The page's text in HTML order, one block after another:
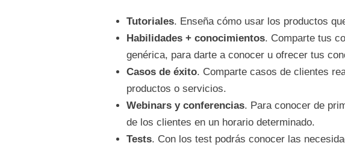
Tutoriales. Enseña cómo usar los productos
Habilidades + conocimientos. Comparte tus
genérica, para darte a conocer u ofrecer tus
Casos de éxito. Comparte casos de clientes
productos o servicios.
Webinars y conferencias. Para conocer de
de los clientes en un horario determinado.
Tests. Con los test podrás conocer las